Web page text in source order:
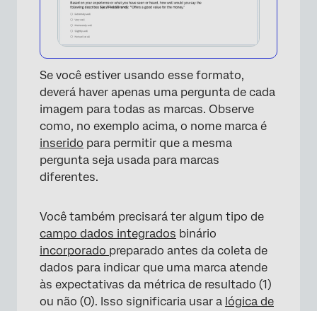
×
×
Se você estiver usando esse formato,
deverá haver apenas uma pergunta de cada
imagem para todas as marcas. Observe
como, no exemplo acima, o nome marca é
inserido para permitir que a mesma
pergunta seja usada para marcas
diferentes.
Você também precisará ter algum tipo de
campo dados integrados binário
incorporado preparado antes da coleta de
dados para indicar que uma marca atende
às expectativas da métrica de resultado (1)
ou não (0). Isso significaria usar a lógica de